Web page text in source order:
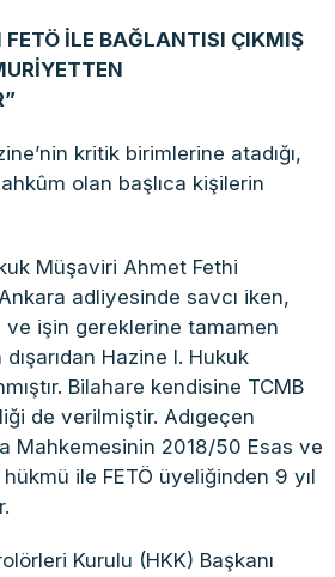
FETÖ İLE BAĞLANTISI ÇIKMIŞ
kritik birimlerine atadığı,
olan başlıca kişilerin
Müşaviri Ahmet Fethi
adliyesinde savcı iken,
işin gereklerine tamamen
Hazine I. Hukuk
Bilahare kendisine TCMB
de verilmiştir. Adıgeçen
Mahkemesinin 2018/50 Esas ve
hükmü ile FETÖ üyeliğinden 9 yıl
Kurulu (HKK) Başkanı